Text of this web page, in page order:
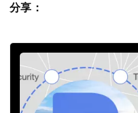
分享：